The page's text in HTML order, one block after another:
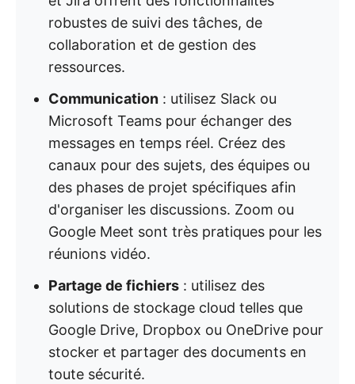
robustes de suivi des tâches, de
collaboration et de gestion des
ressources.
Communication : utilisez Slack ou
Microsoft Teams pour échanger des
messages en temps réel. Créez des
canaux pour des sujets, des équipes ou
des phases de projet spécifiques afin
d'organiser les discussions. Zoom ou
Google Meet sont très pratiques pour les
réunions vidéo.
Partage de fichiers : utilisez des
solutions de stockage cloud telles que
Google Drive, Dropbox ou OneDrive pour
stocker et partager des documents en
toute sécurité.